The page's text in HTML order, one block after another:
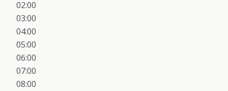
02:00
03:00
04:00
05:00
06:00
07:00
08:00